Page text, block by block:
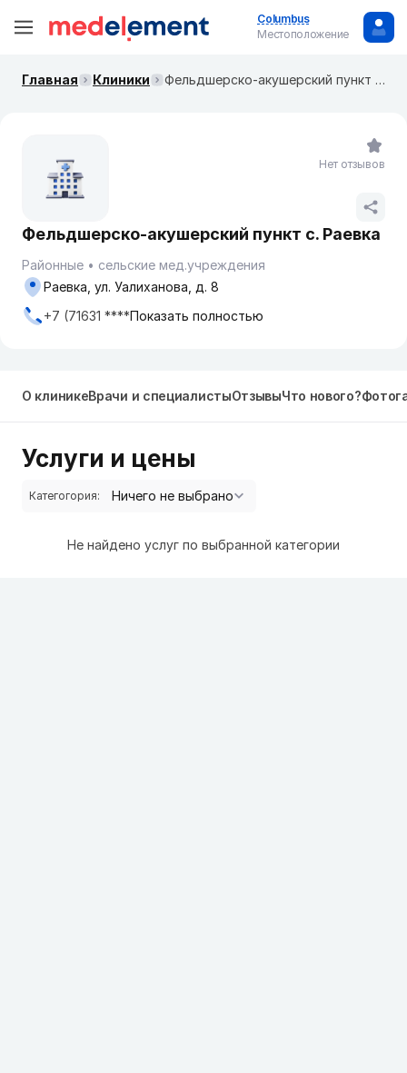
Columbus
Местоположение
Главная Клиники Фельдшерско-акушерский пункт с. Раевка
Фельдшерско-акушерский пункт с. Раевка
Районные
сельские мед.учреждения
Раевка, ул. Уалиханова, д. 8
+7 (71631 ****Показать полностью
Нет отзывов
О клиникеВрачи и специалистыОтзывыЧто нового?
Услуги и цены
Категогория:
Не найдено услуг по выбранной категории